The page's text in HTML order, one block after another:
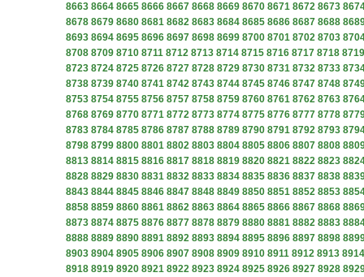
8663 8664 8665 8666 8667 8668 8669 8670 8671 8672 8673
8678 8679 8680 8681 8682 8683 8684 8685 8686 8687 8688
8693 8694 8695 8696 8697 8698 8699 8700 8701 8702 8703
8708 8709 8710 8711 8712 8713 8714 8715 8716 8717 8718 8719
8723 8724 8725 8726 8727 8728 8729 8730 8731 8732 8733
8738 8739 8740 8741 8742 8743 8744 8745 8746 8747 8748
8753 8754 8755 8756 8757 8758 8759 8760 8761 8762 8763
8768 8769 8770 8771 8772 8773 8774 8775 8776 8777 8778
8783 8784 8785 8786 8787 8788 8789 8790 8791 8792 8793
8798 8799 8800 8801 8802 8803 8804 8805 8806 8807 8808
8813 8814 8815 8816 8817 8818 8819 8820 8821 8822 8823
8828 8829 8830 8831 8832 8833 8834 8835 8836 8837 8838
8843 8844 8845 8846 8847 8848 8849 8850 8851 8852 8853
8858 8859 8860 8861 8862 8863 8864 8865 8866 8867 8868
8873 8874 8875 8876 8877 8878 8879 8880 8881 8882 8883
8888 8889 8890 8891 8892 8893 8894 8895 8896 8897 8898
8903 8904 8905 8906 8907 8908 8909 8910 8911 8912 8913 8914
8918 8919 8920 8921 8922 8923 8924 8925 8926 8927 8928